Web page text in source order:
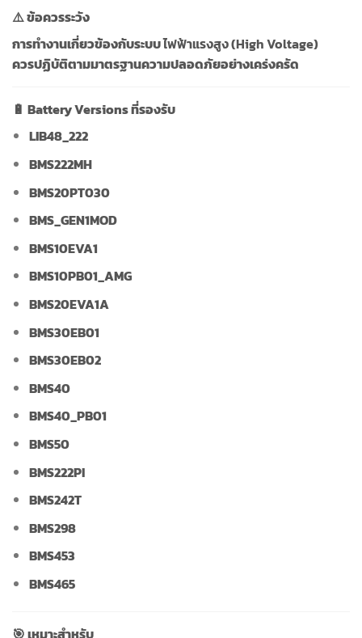
⚠️ ข้อควรระวัง
การทำงานเกี่ยวข้องกับระบบไฟฟ้าแรงสูง (High Voltage)
ควรปฏิบัติตามมาตรฐานความปลอดภัยอย่างเคร่งครัด
🔋 Battery Versions ที่รองรับ
LIB48_222
BMS222MH
BMS20PT030
BMS_GEN1MOD
BMS10EVA1
BMS10PB01_AMG
BMS20EVA1A
BMS30EB01
BMS30EB02
BMS40
BMS40_PB01
BMS50
BMS222PI
BMS242T
BMS298
BMS453
BMS465
🎯 เหมาะสำหรับ